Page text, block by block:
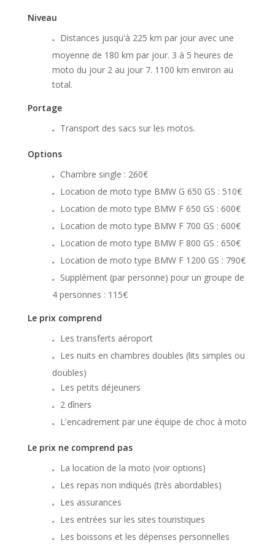
Niveau
Distances jusqu'à 225 km par jour avec une
moyenne de 180 km par jour. 3 à 5 heures de
moto du jour 2 au jour 7. 1100 km environ au
total.
Portage
Transport des sacs sur les motos.
Options
Chambre single : 260€
Location de moto type BMW G 650 GS : 510€
Location de moto type BMW F 650 GS : 600€
Location de moto type BMW F 700 GS : 600€
Location de moto type BMW F 800 GS : 650€
Location de moto type BMW F 1200 GS : 790€
Supplément (par personne) pour un groupe de
4 personnes : 115€
Le prix comprend
Les transferts aéroport
Les nuits en chambres doubles (lits simples ou
doubles)
Les petits déjeuners
2 dîners
L'encadrement par une équipe de choc à moto
Le prix ne comprend pas
La location de la moto (voir options)
Les repas non indiqués (très abordables)
Les assurances
Les entrées sur les sites touristiques
Les boissons et les dépenses personnelles